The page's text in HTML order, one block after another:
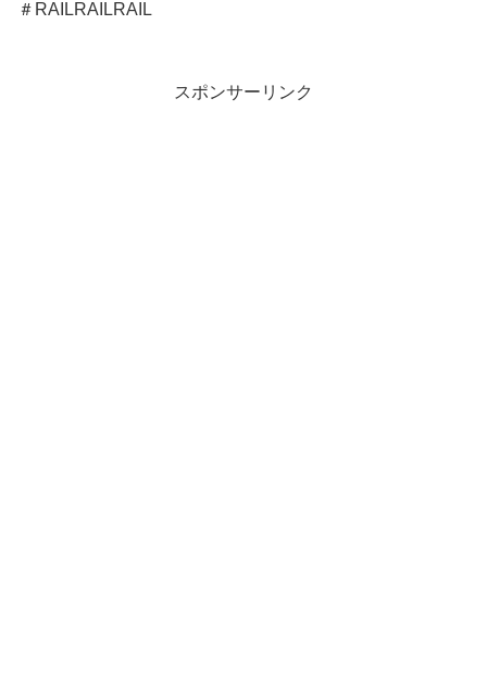
＃RAILRAILRAIL
スポンサーリンク